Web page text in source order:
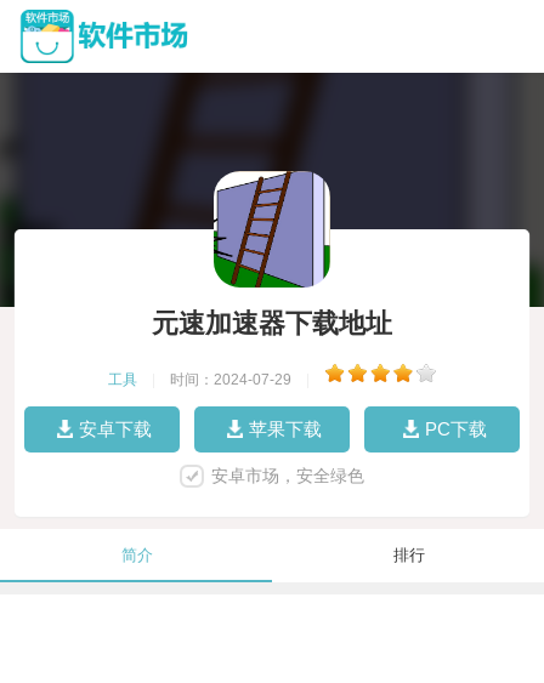
元速加速器下载地址
工具 时间：2024-07-29
安卓下载 苹果下载 PC下载
安卓市场，安全绿色
简介 排行